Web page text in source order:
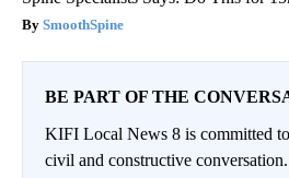
SmoothSpine
BE PART OF THE
KIFI Local News 8 is committed
civil and constructive conversation.